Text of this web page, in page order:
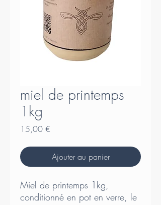
miel de printemps
1kg
15,00 €
Ajouter au panier
Miel de printemps 1kg,
conditionné en pot en verre, le